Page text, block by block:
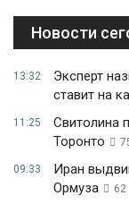
Новости
13:32
Эксперт
ставит на
11:25
Свитолина
Торонто
09:33
Иран
Ормуза
62